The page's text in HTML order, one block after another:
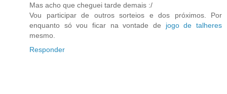
Mas acho que cheguei tarde demais :/
Vou participar de outros sorteios e dos próximos. Por
enquanto só vou ficar na vontade de jogo de talheres
mesmo.
Responder